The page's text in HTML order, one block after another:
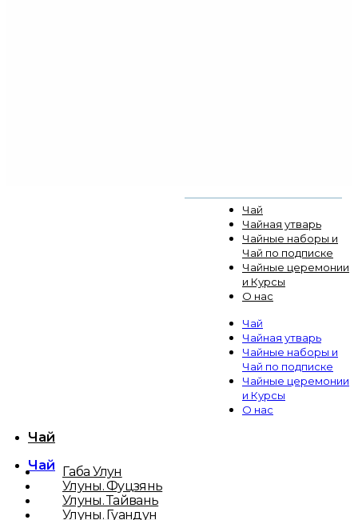
Чай
Чайная утварь
Чайные наборы и
Чай по подписке
Чайные церемонии
и Курсы
О нас
Чай
Чайная утварь
Чайные наборы и
Чай по подписке
Чайные церемонии
и Курсы
О нас
Чай
Чай Габа Улун
Улуны. Фуцзянь
Улуны. Тайвань
Улуны. Гуандун